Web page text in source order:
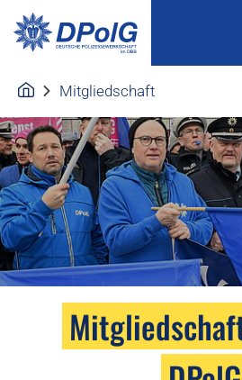
Mitgliedschaft